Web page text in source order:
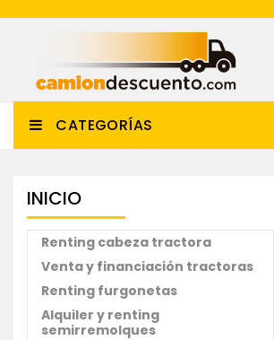
CATEGORÍAS
INICIO
Renting cabeza tractora
Venta y financiación tractoras
Renting furgonetas
Alquiler y renting
semirremolques